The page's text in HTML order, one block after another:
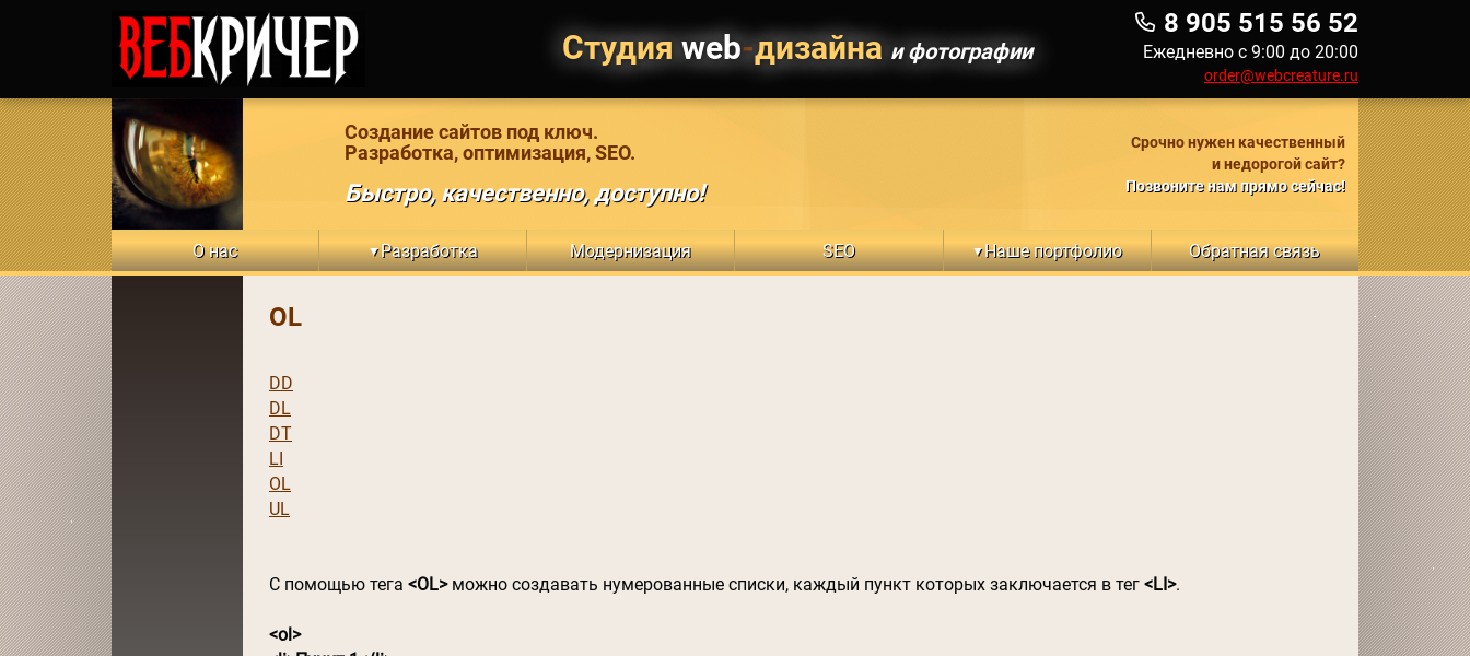
Студияweb-дизайнаи фотографии
8 905 515 56 52
Ежедневно с 9:00 до 20:00
order@webcreature.ru
Создание сайтов под ключ.
Разработка, оптимизация, SEO.
Быстро, качественно, доступно!
Срочно нужен качественный
и недорогой сайт?
Позвоните нам прямо сейчас!
О нас ▼Разработка Модернизация SEO ▼Наше портфолио Обратная связь
OL
DD
DL
DT
LI
OL
UL
С помощью тега <OL>можно создавать нумерованные списки, каждый пункт которых заключается в тег <LI>.
<ol>